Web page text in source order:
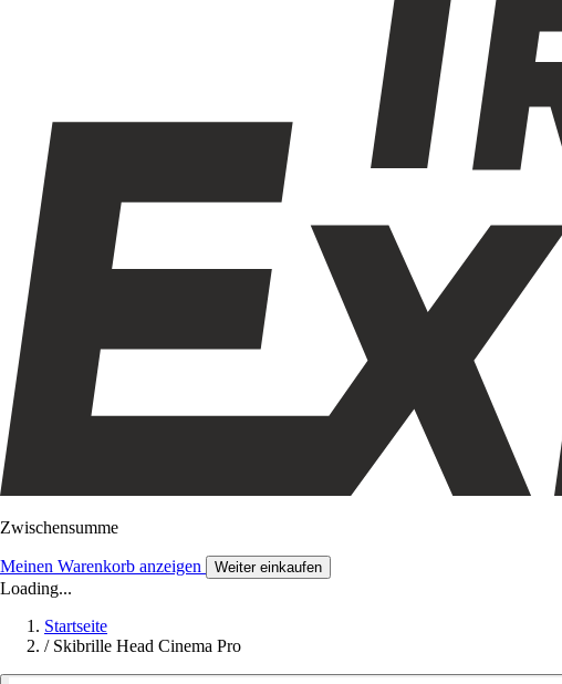
Zwischensumme
Meinen Warenkorb anzeigen Weiter einkaufen
Loading...
Startseite
/ Skibrille Head Cinema Pro